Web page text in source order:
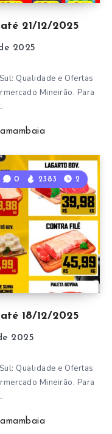
21/12/2025
2025
Qualidade e Ofertas
Mineirão. Para
18/12/2025
0 2383 2
2025
Qualidade e Ofertas
Mineirão. Para